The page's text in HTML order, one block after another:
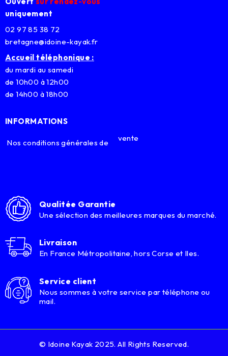
uniquement
02 97 85 38 72
bretagne@idoine-kayak.fr
Accueil téléphonique :
du mardi au samedi
de 10h00 à 12h00
de 14h00 à 18h00
INFORMATIONS
Nos conditions générales de vente
Qualitée Garantie
Une sélection des meilleures marques du marché.
Livraison
En France Métropolitaine, hors Corse et Iles.
Service client
Nous sommes à votre service par téléphone ou
mail.
© Idoine Kayak 2025. All Rights Reserved.